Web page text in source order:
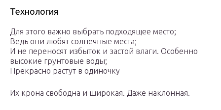
Технология
Для этого важно выбрать подходящее место;
Ведь они любят солнечные места;
И не переносят избыток и застой влаги. Особенно
высокие грунтовые воды;
Прекрасно растут в одиночку
Их крона свободна и широкая. Даже наклонная.